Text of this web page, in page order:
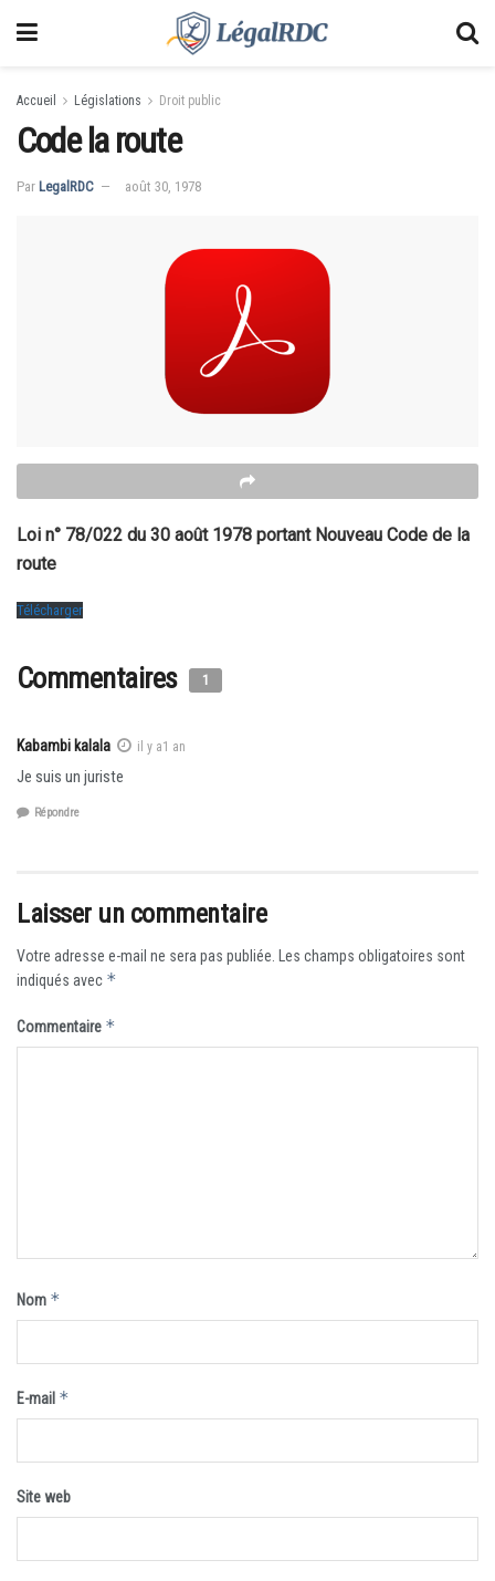
Accueil Législations Droit public
Code la route
Par LegalRDC août 30, 1978
Loi n° 78/022 du 30 août 1978 portant Nouveau Code de la
route
Télécharger
Commentaires 1
Kabambi kalala il y a1 an
Je suis un juriste
Répondre
Laisser un commentaire
Votre adresse e-mail ne sera pas publiée. Les champs obligatoires sont
indiqués avec *
Commentaire *
Nom *
E-mail *
Site web